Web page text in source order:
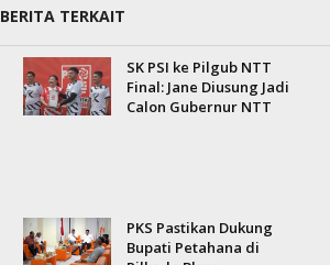
BERITA TERKAIT
SK PSI ke Pilgub NTT
Final: Jane Diusung Jadi
Calon Gubernur NTT
PKS Pastikan Dukung
Bupati Petahana di